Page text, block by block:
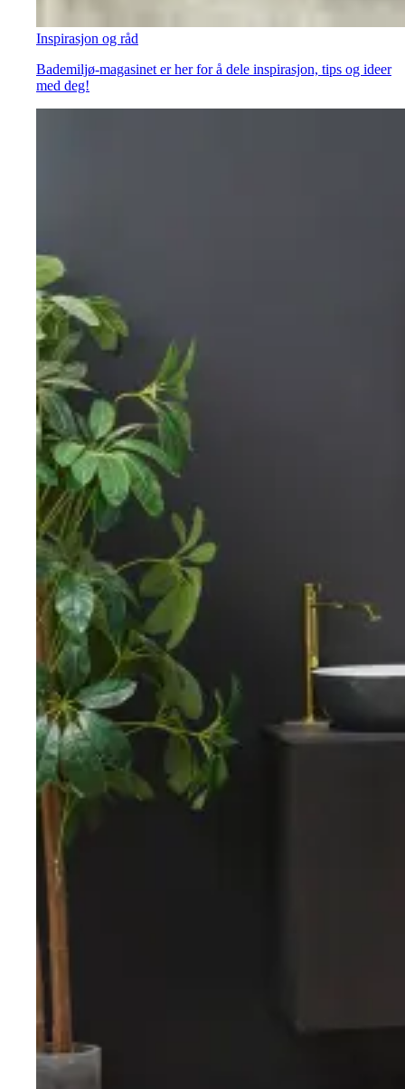
Inspirasjon og råd
Bademiljø-magasinet er her for å dele inspirasjon, tips og ideer
med deg!